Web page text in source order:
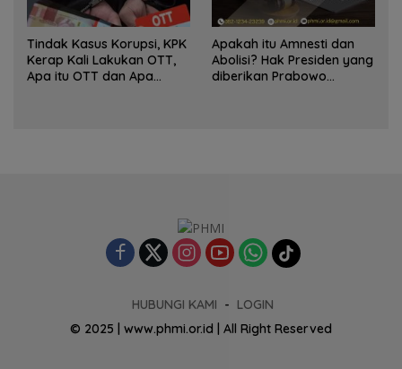
Tindak Kasus Korupsi, KPK
Kerap Kali Lakukan OTT,
Apa itu OTT dan Apa
Apakah itu Amnesti dan
Abolisi? Hak Presiden yang
diberikan Prabowo
HUBUNGI KAMI
LOGIN
© 2025 | www.phmi.or.id | All Right Reserved